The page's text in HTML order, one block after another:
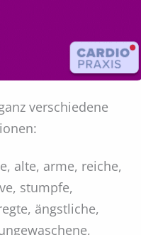
verschiedene
alte, arme, reiche,
stumpfe,
ängstliche,